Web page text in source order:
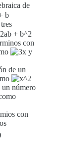
de
con
y
de un
número
con